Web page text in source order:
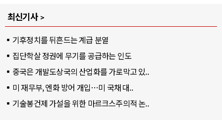
최신기사
기후정치를 뒤흔드는 계급 분열
집단학살 정권에 무기를 공급하는 인도
중국은 개발도상국의 산업화를 가로막고 있..
미 재무부, 엔화 방어 개입…미 국채 대..
기술봉건제 가설을 위한 마르크스주의적 논..